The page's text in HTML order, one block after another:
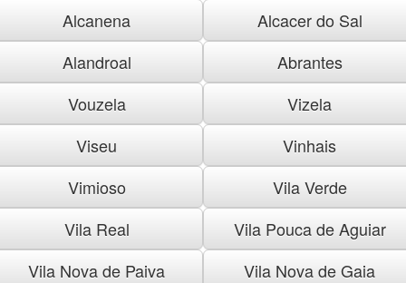
Alcanena
Alcacer do Sal
Alandroal
Abrantes
Vouzela
Vizela
Viseu
Vinhais
Vimioso
Vila Verde
Vila Real
Vila Pouca de Aguiar
Vila Nova de Paiva
Vila Nova de Gaia